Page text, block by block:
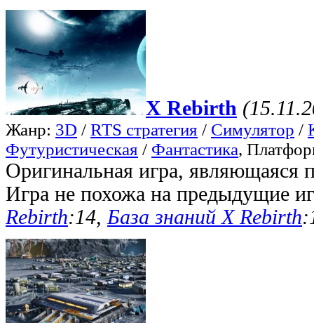
X Rebirth
Жанр: 3D / RTS стратегия / Симулятор /
Футуристическая / Фантастика,
Оригинальная игра, являющаяся
Игра не похожа на предыдущие
Rebirth:14, База знаний X Rebirth